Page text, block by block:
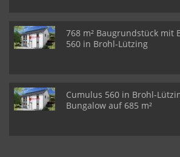
768 m² Baugrundstück mit
560 in Brohl-Lützing
Cumulus 560 in Brohl-
Bungalow auf 685 m²